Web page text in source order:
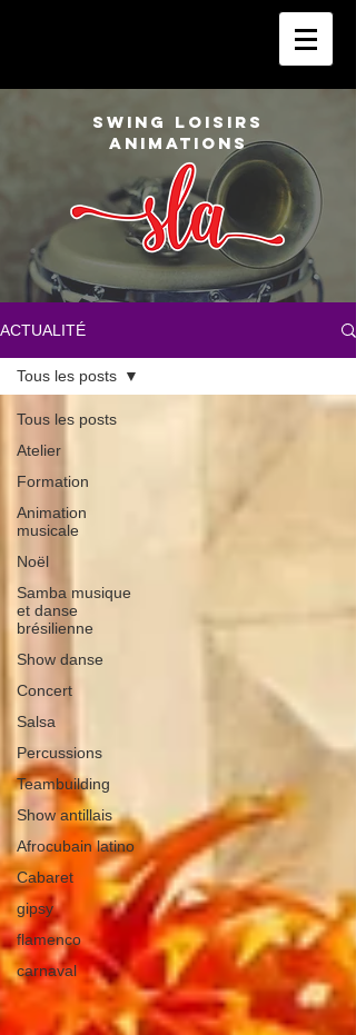
SWING LOISIRS
ANIMATIONS
ACTUALITÉ
Tous les posts
Atelier
Formation
Animation
musicale
Noël
Samba musique
et danse
brésilienne
Show danse
Concert
Salsa
Percussions
Teambuilding
Show antillais
Afrocubain latino
Cabaret
gipsy
flamenco
carnaval
Tous les posts